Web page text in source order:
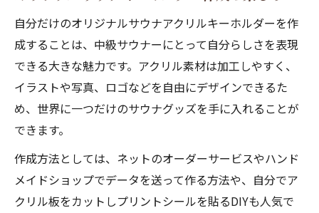
自分だけのオリジナルサウナアクリルキーホルダーを作
成することは、中級サウナーにとって自分らしさを表現
できる大きな魅力です。アクリル素材は加工しやすく、
イラストや写真、ロゴなどを自由にデザインできるた
め、世界に一つだけのサウナグッズを手に入れることが
できます。
作成方法としては、ネットのオーダーサービスやハンド
メイドショップでデータを送って作る方法や、自分でア
クリル板をカットしプリントシールを貼るDIYも人気で